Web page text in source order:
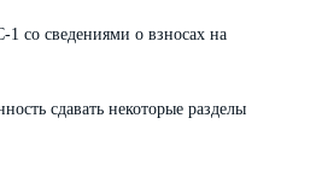
со сведениями о взносах на
сдавать некоторые разделы